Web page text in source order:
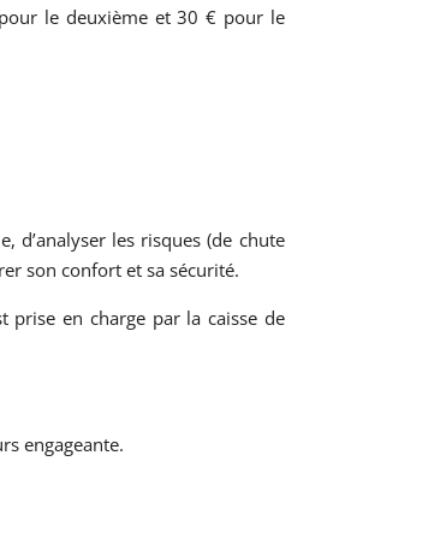
le deuxième et 30 € pour le
d’analyser les risques (de chute
son confort et sa sécurité.
prise en charge par la caisse de
engageante.